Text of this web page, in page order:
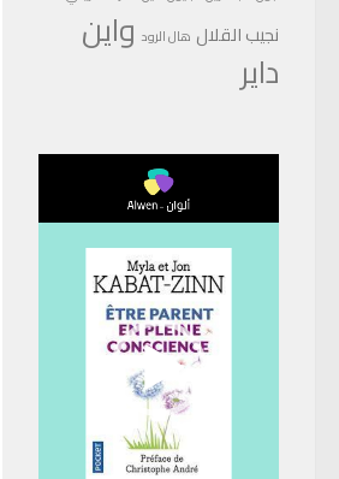
نجيب القلال هال الرود واين
داير